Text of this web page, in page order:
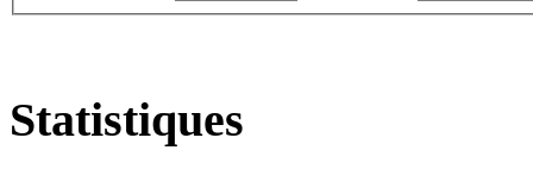
Statistiques